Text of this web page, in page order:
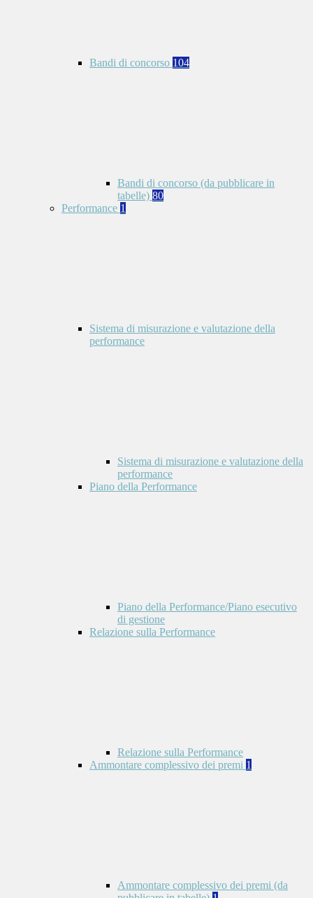
Bandi di concorso 104
Bandi di concorso (da pubblicare in
tabelle) 80
Performance 1
Sistema di misurazione e valutazione della
performance
Sistema di misurazione e valutazione della
performance
Piano della Performance
Piano della Performance/Piano esecutivo
di gestione
Relazione sulla Performance
Relazione sulla Performance
Ammontare complessivo dei premi 1
Ammontare complessivo dei premi (da